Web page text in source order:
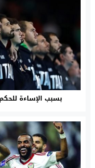
بسبب الإساءة